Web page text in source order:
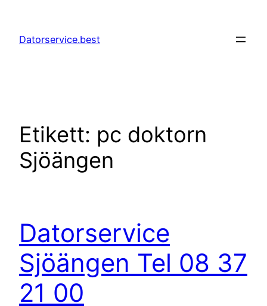
innehåll
Datorservice.best
Etikett: pc doktorn
Sjöängen
Datorservice
Sjöängen Tel 08 37
21 00